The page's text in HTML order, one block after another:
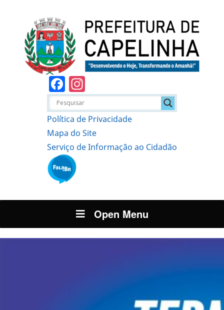
Facebook
Política de Privacidade
Mapa do Site
Serviço de Informação ao Cidadão
Open Menu